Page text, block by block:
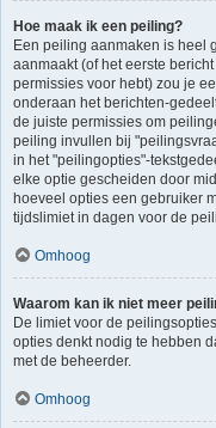
Hoe maak ik een peiling?
Een peiling aanmaken is heel
aanmaakt (of het eerste
permissies voor hebt) zou je
onderaan het berichten-
de juiste permissies om
peiling invullen bij
in het "peilingopties"-
elke optie gescheiden door
hoeveel opties een gebruiker
tijdslimiet in dagen voor de
Omhoog
Waarom kan ik niet meer
De limiet voor de
opties denkt nodig te hebben
met de beheerder.
Omhoog